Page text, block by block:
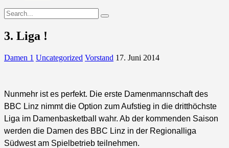
3. Liga !
Damen 1 Uncategorized Vorstand 17. Juni 2014
Nunmehr ist es perfekt. Die erste Damenmannschaft des
BBC Linz nimmt die Option zum Aufstieg in die dritthöchste
Liga im Damenbasketball wahr. Ab der kommenden Saison
werden die Damen des BBC Linz in der Regionalliga
Südwest am Spielbetrieb teilnehmen.